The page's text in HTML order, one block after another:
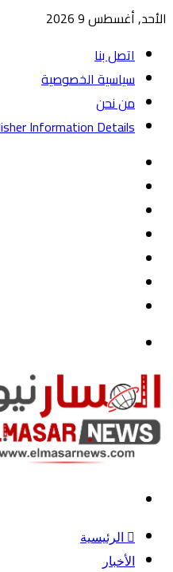
الأحد, أغسطس 9 2026
اتصل بنا
سياسية الخصوصية
من نحن
Information Details
الرئيسية
الأخبار